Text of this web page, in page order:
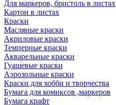
Для маркеров, бристоль в листах
Картон в листах
Краски
Масляные краски
Акриловые краски
Темперные краски
Акварельные краски
Гуашевые краски
Аэрозольные краски
Краски для хобби и творчества
Бумага для комиксов ,маркеров
Бумага крафт